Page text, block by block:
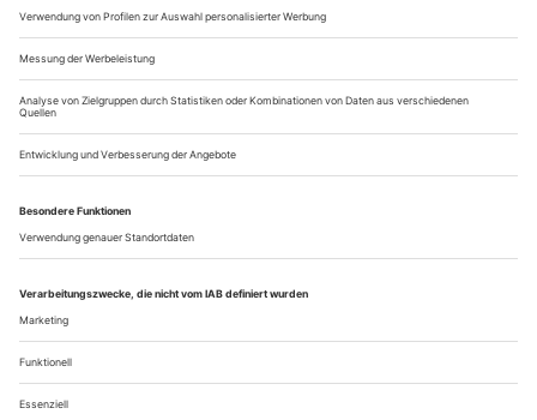
Trauma, Trance und Terror
Das Deutsche Nationaltheater Weimar verwandelt Korngolds «Tote
Stadt» in einen Psychothriller und bringt Ben Frosts Oper «Der
Mordfall Halit Yozgat» in Erinnerung
Es muss Außergewöhnliches, ja, Einzigartiges anstehen, wenn
ein Komponist mitten im Stück nicht nur Tonund Taktart
wechselt, sondern dazu noch drei Fermaten und direkt davor
einmorendonotiert. Still also muss es sein, nein: sterbensstill,
bevor Fritz, der Pierrot, sein Loreley-Lied «Mein Sehnen,
mein Wähnen» anstimmt, in geheiligtem Des-Dur und süß-
sahnigstem
Über uns Kontakt Kritikerumfrage Newsletter